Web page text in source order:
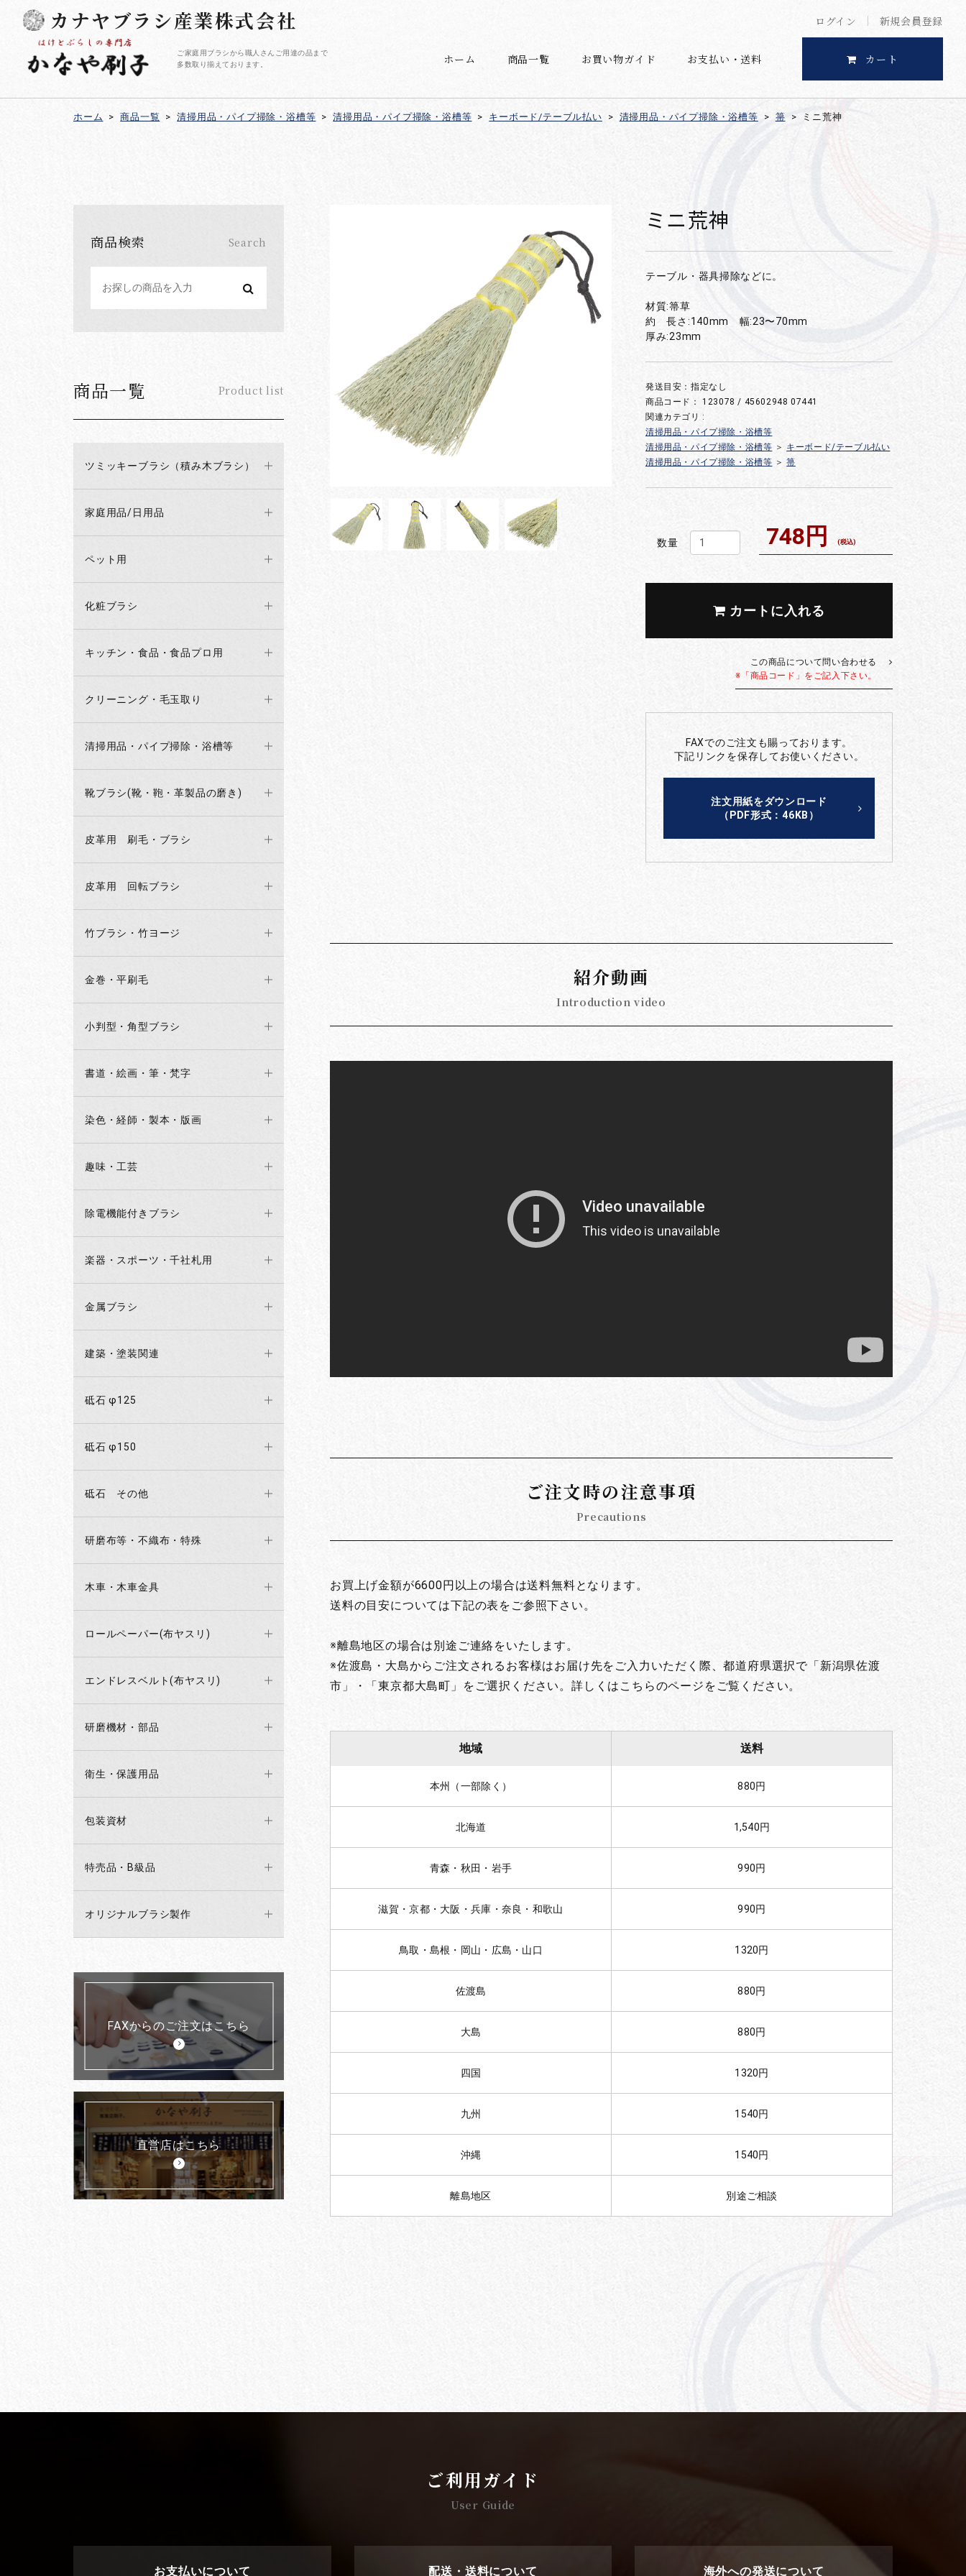
ログイン 新規会員登録
カナヤブラシ産業株式会社
ご家庭用ブラシから職人さんご用達の品まで
多数取り揃えております。
ホーム 商品一覧 お買い物ガイド お支払い・送料 カート
ホーム > 商品一覧 > 清掃用品・パイプ掃除・浴槽等 > 清掃用品・パイプ掃除・浴槽等 > キーボード/テーブル払い > 清掃用品・パイプ掃除・浴槽等 > 箒 > ミニ荒神
商品検索 Search
商品一覧 Product list
ツミッキーブラシ（積み木ブラシ）
家庭用品/日用品
ペット用
化粧ブラシ
キッチン・食品・食品プロ用
クリーニング・毛玉取り
清掃用品・パイプ掃除・浴槽等
靴ブラシ(靴・鞄・革製品の磨き)
皮革用 刷毛・ブラシ
皮革用 回転ブラシ
竹ブラシ・竹ヨージ
金巻・平刷毛
小判型・角型ブラシ
書道・絵画・筆・梵字
染色・経師・製本・版画
趣味・工芸
除電機能付きブラシ
楽器・スポーツ・千社札用
金属ブラシ
建築・塗装関連
砥石 φ125
砥石 φ150
砥石 その他
研磨布等・不織布・特殊
木車・木車金具
ロールペーパー(布ヤスリ)
エンドレスベルト(布ヤスリ)
研磨機材・部品
衛生・保護用品
包装資材
特売品・B級品
オリジナルブラシ製作
FAXからのご注文はこちら
直営店はこちら
ミニ荒神
テーブル・器具掃除などに。
材質:箒草
約 長さ:140mm 幅:23〜70mm
厚み:23mm
発送目安：指定なし
商品コード：123078 / 45602948 07441
関連カテゴリ :
清掃用品・パイプ掃除・浴槽等
清掃用品・パイプ掃除・浴槽等 ＞ キーボード/テーブル払い
清掃用品・パイプ掃除・浴槽等 ＞ 箒
数量 748円 (税込)
カートに入れる
この商品について問い合わせる
※「商品コード」をご記入下さい。
FAXでのご注文も賜っております。
下記リンクを保存してお使いください。
注文用紙をダウンロード
（PDF形式：46KB）
紹介動画
Introduction video
ご注文時の注意事項
Precautions
お買上げ金額が6600円以上の場合は送料無料となります。
送料の目安については下記の表をご参照下さい。
※離島地区の場合は別途ご連絡をいたします。
※佐渡島・大島からご注文されるお客様はお届け先をご入力いただく際、都道府県選択で「新潟県佐渡
市」・「東京都大島町」をご選択ください。詳しくはこちらのページをご覧ください。
地域 送料
本州（一部除く） 880円
北海道 1,540円
青森・秋田・岩手 990円
滋賀・京都・大阪・兵庫・奈良・和歌山 990円
鳥取・島根・岡山・広島・山口 1320円
佐渡島 880円
大島 880円
四国 1320円
九州 1540円
沖縄 1540円
離島地区 別途ご相談
ご利用ガイド
User Guide
お支払いについて 配送・送料について 海外への発送について